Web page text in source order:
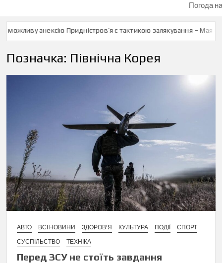
Погода
можливу анексію Придністров’я є тактикою залякування – Мая
Позначка: Північна Корея
АВТО ВСІ НОВИНИ ЗДОРОВ'Я КУЛЬТУРА ПОДІЇ
СПОРТ
СУСПІЛЬСТВО
ТЕХНІКА
Перед ЗСУ не стоїть завдання